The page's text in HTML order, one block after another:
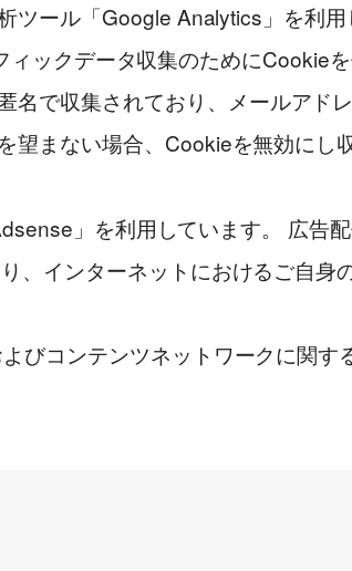
ツール「Google Analytics」を利用
ックデータ収集のためにCookieを
名で収集されており、メールアド
望まない場合、Cookieを無効に
」を利用しています。 広告
、インターネットにおけるご自
びコンテンツネットワークに関